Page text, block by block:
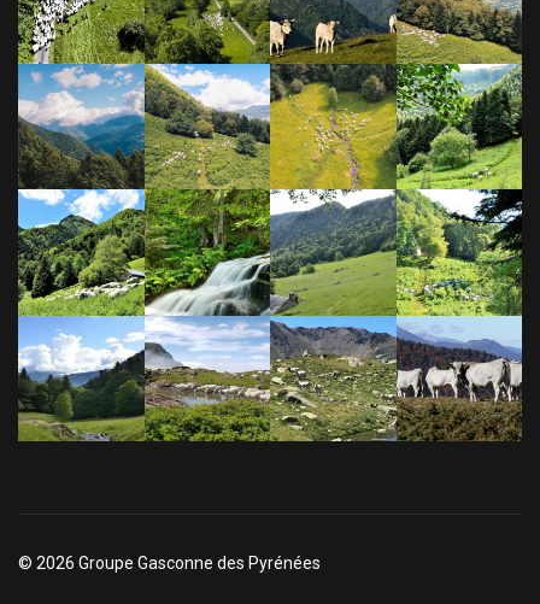
© 2026 Groupe Gasconne des Pyrénées